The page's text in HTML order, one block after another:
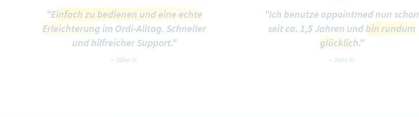
"Einfach zu bedienen und eine echte
Erleichterungim Ordi-Alltag. Schneller
und hilfreicher Support."
– Silke U.
"Ich benutze appointmed nun schon
seit ca. 1,5 Jahren undbin rundum
glücklich."
– Jens K.